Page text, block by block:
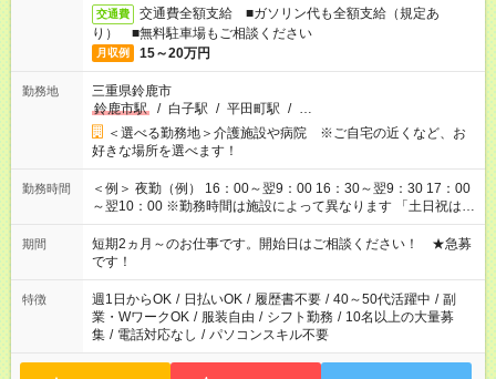
交通費
交通費全額支給 ■ガソリン代も全額支給（規定あ
り） ■無料駐車場もご相談ください
月収例 15～20万円
勤務地
三重県鈴鹿市
鈴鹿市駅
/ 白子駅 / 平田町駅 / …
＜選べる勤務地＞介護施設や病院 ※ご自宅の近くなど、お
好きな場所を選べます！
勤務時間
＜例＞ 夜勤（例） 16：00～翌9：00 16：30～翌9：30 17：00
～翌10：00 ※勤務時間は施設によって異なります 「土日祝は休
みたい」 「しっかり稼ぎたい」 「もう少し遅い時間から始めた
い」など ご希望にあったお仕事をご案内いたします。 ※未経験
の方の場合は1～2ヶ月間は日中での仕事を経験いただき、 お
仕事に慣れてからの夜勤になります。 ★家庭の都合でお休みが
必要な場合も遠慮なくご相談ください。
期間
短期2ヵ月～のお仕事です。開始日はご相談ください！ ★急募
です！
特徴 週1日からOK / 日払いOK / 履歴書不要 / 40～50代活躍中 / 副
業・WワークOK / 服装自由 / シフト勤務 / 10名以上の大量募
集 / 電話対応なし / パソコンスキル不要